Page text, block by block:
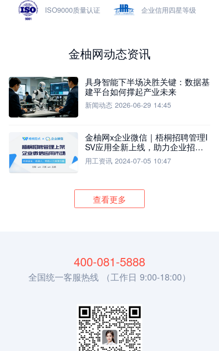
ISO9000质量认证 企业信用四星等级
金柚网动态资讯
具身智能下半场决胜关键：数据基
建平台如何撑起产业未来
新闻动态 2026-06-29 14:45
金柚网x企业微信｜梧桐招聘管理I
SV应用全新上线，助力企业招聘
流程全面升级
用工资讯 2024-07-05 10:47
查看更多
400-081-5888
全国统一客服热线 （工作日 9:00-18:00）